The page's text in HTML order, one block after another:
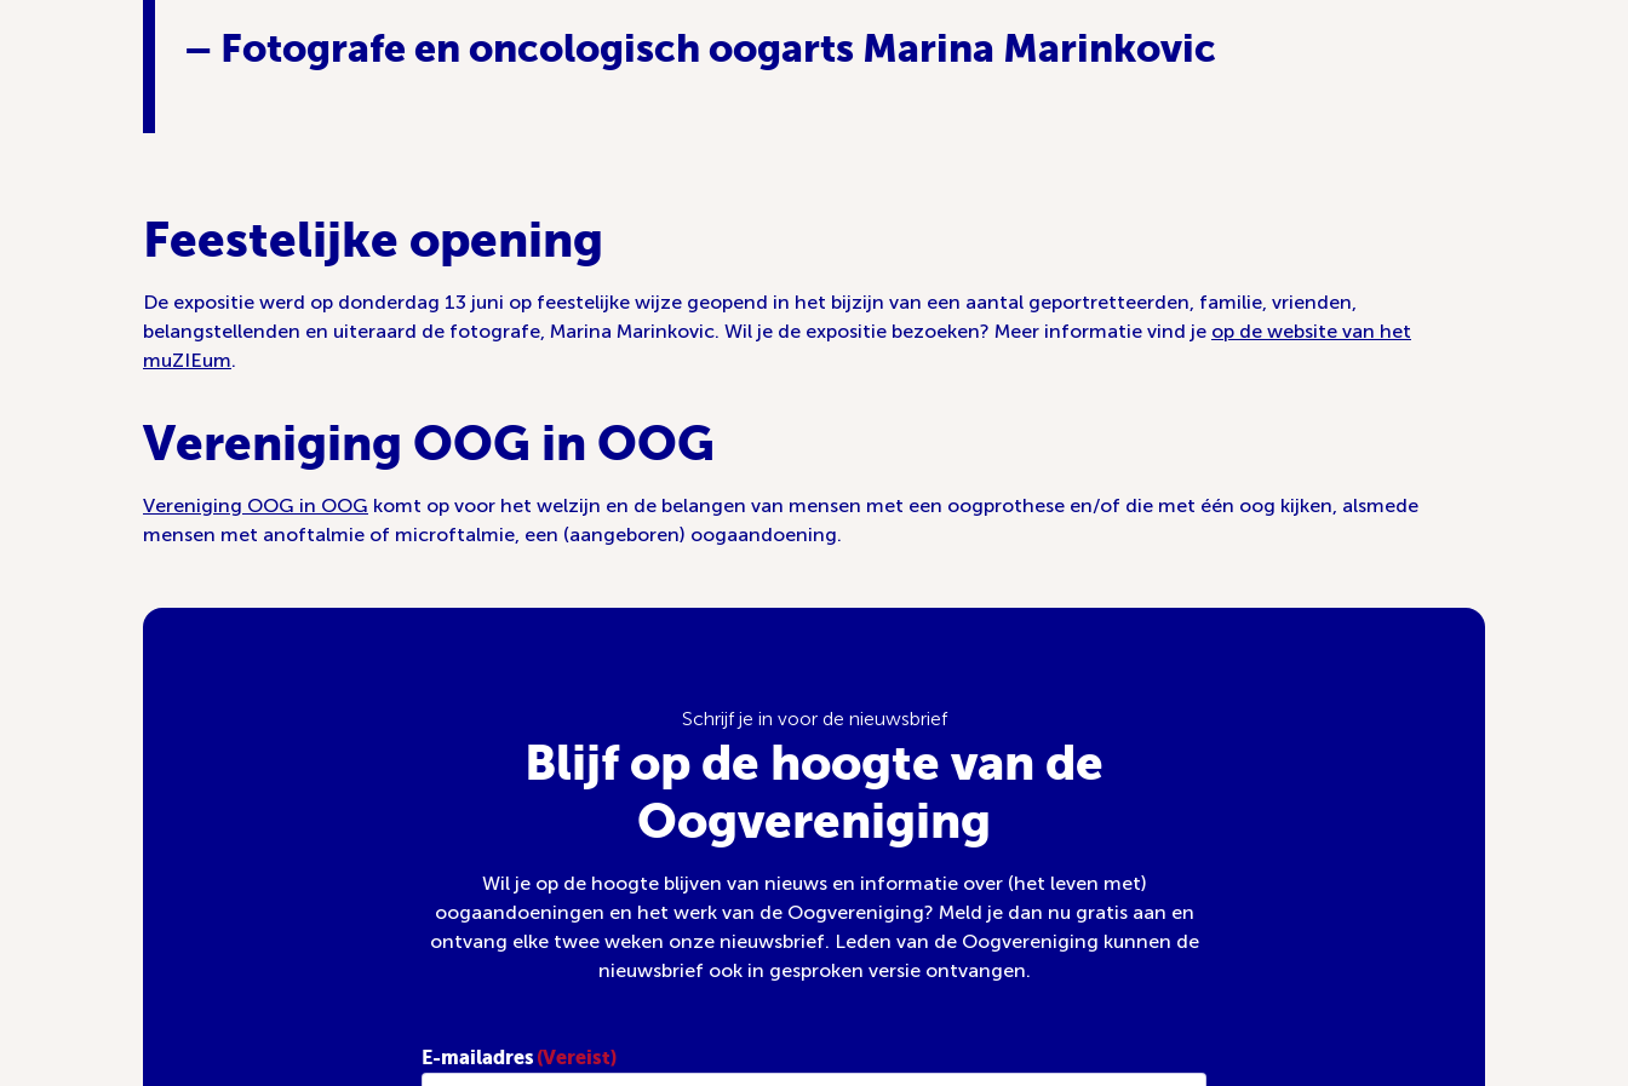
– Fotografe en oncologisch oogarts Marina Marinkovic
Feestelijke opening
De expositie werd op donderdag 13 juni op feestelijke wijze geopend in het bijzijn van een aantal geportretteerden, familie, vrienden,
belangstellenden en uiteraard de fotografe, Marina Marinkovic. Wil je de expositie bezoeken? Meer informatie vind je op de website van het
muZIEum.
Vereniging OOG in OOG
Vereniging OOG in OOG komt op voor het welzijn en de belangen van mensen met een oogprothese en/of die met één oog kijken, alsmede
mensen met anoftalmie of microftalmie, een (aangeboren) oogaandoening.
Schrijf je in voor de nieuwsbrief
Blijf op de hoogte van de
Oogvereniging
Wil je op de hoogte blijven van nieuws en informatie over (het leven met)
oogaandoeningen en het werk van de Oogvereniging? Meld je dan nu gratis aan en
ontvang elke twee weken onze nieuwsbrief. Leden van de Oogvereniging kunnen de
nieuwsbrief ook in gesproken versie ontvangen.
E-mailadres (Vereist)